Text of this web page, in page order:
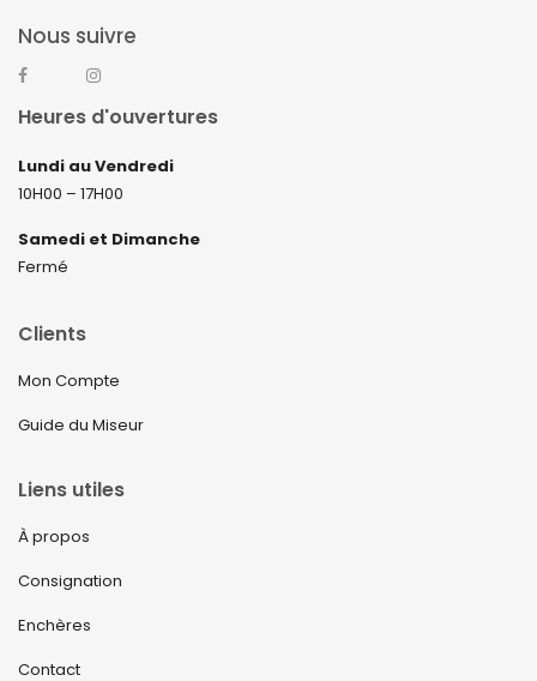
Nous suivre
Heures d'ouvertures
Lundi au Vendredi
10H00 – 17H00
Samedi et Dimanche
Fermé
Clients
Mon Compte
Guide du Miseur
Liens utiles
À propos
Consignation
Enchères
Contact